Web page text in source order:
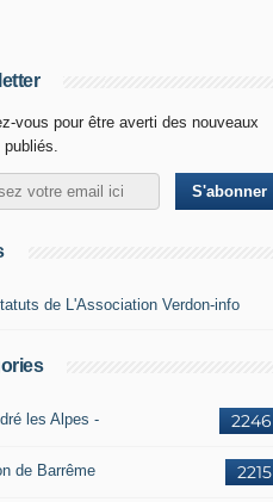
vous pour être averti des nouveaux
de L'Association Verdon-info
2246
les Alpes -
2215
de Barrême